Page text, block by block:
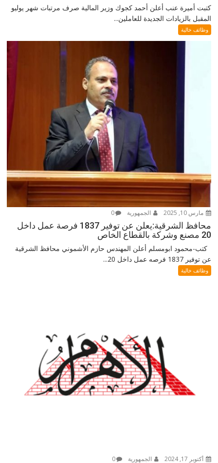
كتبت أميرة عنب أعلن أحمد كجوك وزير المالية صرف مرتبات شهر يوليو
المقبل بالزيادات الجديدة للعاملين...
وظائف خالية
مارس 10, 2025 الجمهورية 0
محافظ الشرقية:يعلن عن توفير 1837 فرصة عمل داخل
20 مصنع وشركة بالقطاع الخاص
كتب-محمود ابومسلم أعلن المهندس حازم الأشموني محافظ الشرقية
عن توفير 1837 فرصه عمل داخل 20...
وظائف خالية
أكتوبر 17, 2024 الجمهورية 0